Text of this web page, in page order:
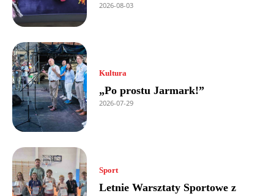
2026-08-03
Kultura
„Po prostu Jarmark!”
2026-07-29
Sport
Letnie Warsztaty Sportowe z